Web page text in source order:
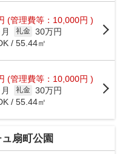
(管理費等：10,000円 )
礼金 30万円
/ 55.44㎡
(管理費等：10,000円 )
礼金 30万円
/ 55.44㎡
扇町公園